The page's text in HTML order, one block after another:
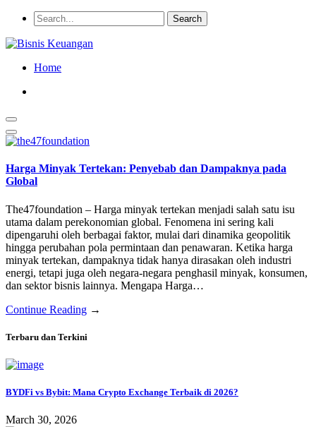
Home
Harga Minyak Tertekan: Penyebab dan Dampaknya pada
Global
The47foundation – Harga minyak tertekan menjadi salah satu isu
utama dalam perekonomian global. Fenomena ini sering kali
dipengaruhi oleh berbagai faktor, mulai dari dinamika geopolitik
hingga perubahan pola permintaan dan penawaran. Ketika harga
minyak tertekan, dampaknya tidak hanya dirasakan oleh industri
energi, tetapi juga oleh negara-negara penghasil minyak, konsumen,
dan sektor bisnis lainnya. Mengapa Harga…
Continue Reading →
Terbaru dan Terkini
BYDFi vs Bybit: Mana Crypto Exchange Terbaik di 2026?
March 30, 2026